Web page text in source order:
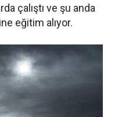
çalıştı ve şu anda
eğitim alıyor.